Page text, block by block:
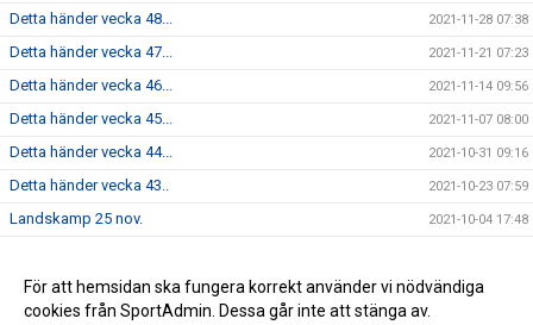
Detta händer vecka 48... 2021-11-28 07:38
Detta händer vecka 47... 2021-11-21 07:23
Detta händer vecka 46... 2021-11-14 09:56
Detta händer vecka 45... 2021-11-07 08:00
Detta händer vecka 44... 2021-10-31 09:16
Detta händer vecka 43.. 2021-10-23 07:59
Landskamp 25 nov. 2021-10-04 17:48
Skridsko och korvgrillning 2021-02-02 19:33
Regelgenomgång 28 okt. 11:00 2020-10-27 06:22
För att hemsidan ska fungera korrekt använder vi nödvändiga
cookies från SportAdmin. Dessa går inte att stänga av.